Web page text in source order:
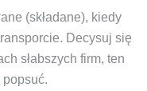
(składane), kiedy
Decysuj się
słabszych firm, ten
popsuć.